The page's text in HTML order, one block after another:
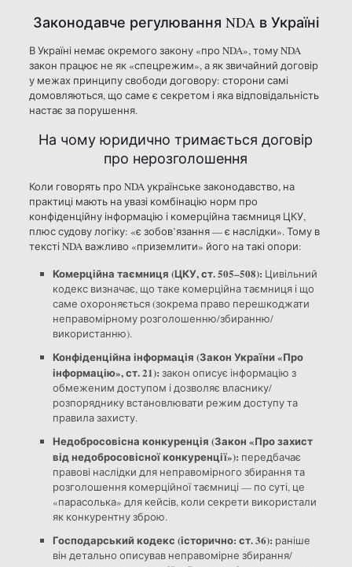
Законодавче регулювання NDA в Україні
В Україні немає окремого закону «про NDA», тому NDA
закон працює не як «спецрежим», а як звичайний договір
у межах принципу свободи договору: сторони самі
домовляються, що саме є секретом і яка відповідальність
настає за порушення.
На чому юридично тримається договір
про нерозголошення
Коли говорять про NDA українське законодавство, на
практиці мають на увазі комбінацію норм про
конфіденційну інформацію і комерційна таємниця ЦКУ,
плюс судову логіку: «є зобов’язання — є наслідки». Тому в
тексті NDA важливо «приземлити» його на такі опори:
Комерційна таємниця (ЦКУ, ст. 505–508): Цивільний
кодекс визначає, що таке комерційна таємниця і що
саме охороняється (зокрема право перешкоджати
неправомірному розголошенню/збиранню/
використанню).
Конфіденційна інформація (Закон України «Про
інформацію», ст. 21): закон описує інформацію з
обмеженим доступом і дозволяє власнику/
розпоряднику встановлювати режим доступу та
правила захисту.
Недобросовісна конкуренція (Закон «Про захист
від недобросовісної конкуренції»): передбачає
правові наслідки для неправомірного збирання та
розголошення комерційної таємниці — по суті, це
«парасолька» для кейсів, коли секрети використали
як конкурентну зброю.
Господарський кодекс (історично: ст. 36): раніше
він детально описував неправомірне збирання/